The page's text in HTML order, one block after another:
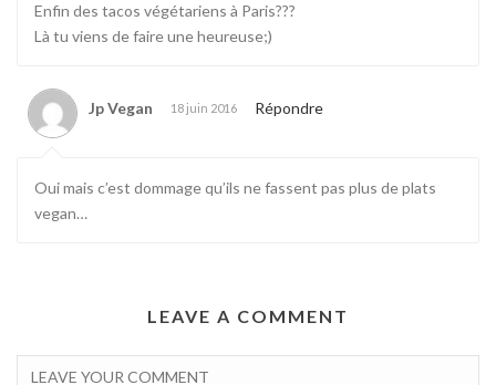
Enfin des tacos végétariens à Paris???
Là tu viens de faire une heureuse;)
Jp Vegan 18 juin 2016 Répondre
Oui mais c’est dommage qu’ils ne fassent pas plus de plats
vegan…
LEAVE A COMMENT